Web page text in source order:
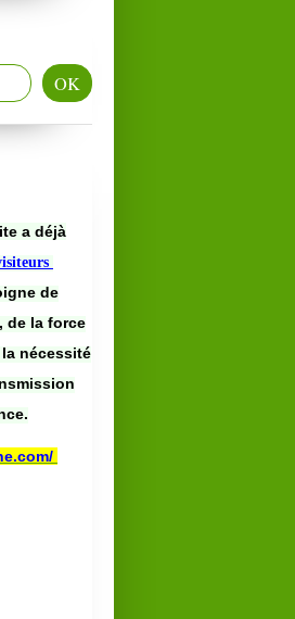
a déjà
de
de la force
nécessité